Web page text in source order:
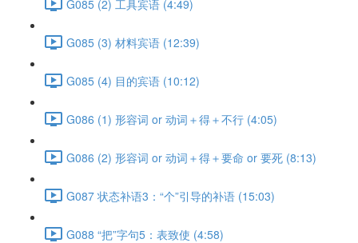
G085 (2) 工具宾语 (4:49)
G085 (3) 材料宾语 (12:39)
G085 (4) 目的宾语 (10:12)
G086 (1) 形容词 or 动词＋得＋不行 (4:05)
G086 (2) 形容词 or 动词＋得＋要命 or 要死 (8:13)
G087 状态补语3：“个”引导的补语 (15:03)
G088 “把”字句5：表致使 (4:58)